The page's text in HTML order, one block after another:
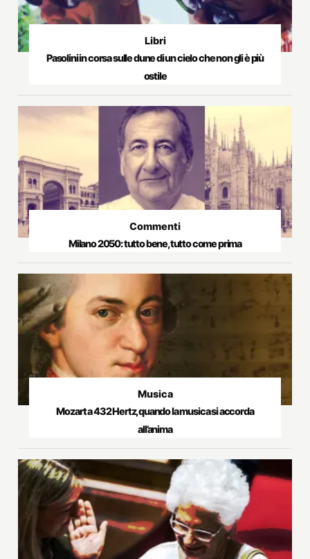
Libri
Pasolini in corsa sulle dune di un cielo che non gli è più
ostile
Commenti
Milano 2050: tutto bene, tutto come prima
Musica
Mozart a 432 Hertz, quando la musica si accorda
all’anima